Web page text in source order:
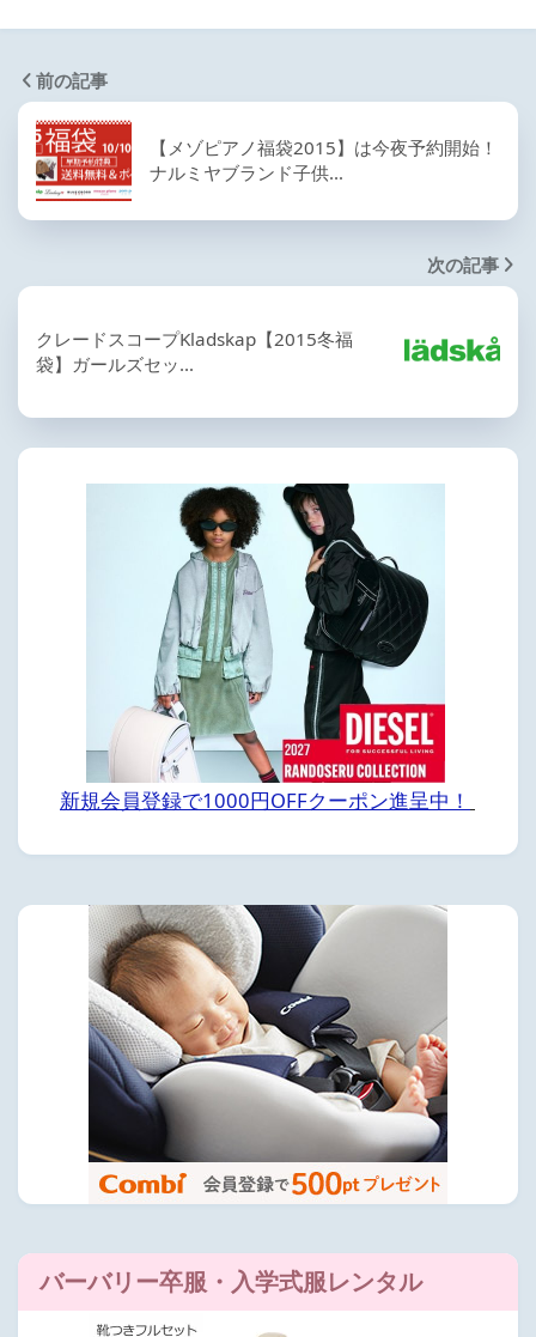
前の記事
【メゾピアノ福袋2015】は今夜予約開始！
ナルミヤブランド子供…
次の記事
クレードスコープKladskap【2015冬福
袋】ガールズセッ…
新規会員登録で1000円OFFクーポン進呈中！
バーバリー卒服・入学式服レンタル